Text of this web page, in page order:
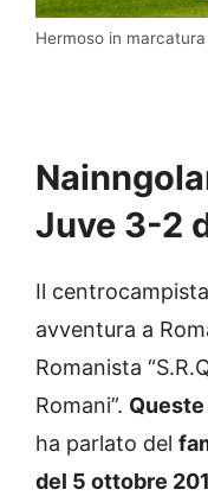
Hermoso in
Juve 3-2
Il
avventura a
Romanista
Romani”.
ha parlato del
del 5 ottobre